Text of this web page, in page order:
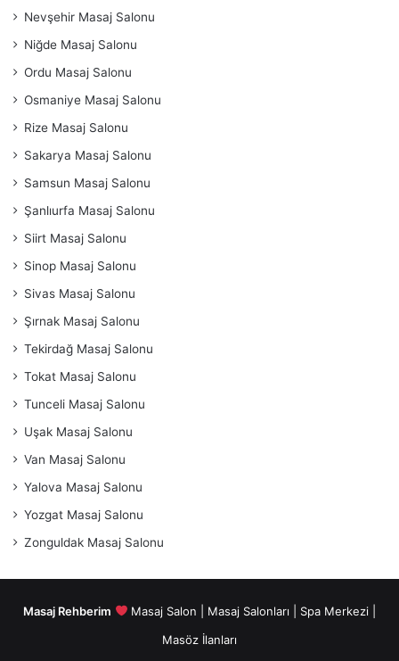
Nevşehir Masaj Salonu
Niğde Masaj Salonu
Ordu Masaj Salonu
Osmaniye Masaj Salonu
Rize Masaj Salonu
Sakarya Masaj Salonu
Samsun Masaj Salonu
Şanlıurfa Masaj Salonu
Siirt Masaj Salonu
Sinop Masaj Salonu
Sivas Masaj Salonu
Şırnak Masaj Salonu
Tekirdağ Masaj Salonu
Tokat Masaj Salonu
Tunceli Masaj Salonu
Uşak Masaj Salonu
Van Masaj Salonu
Yalova Masaj Salonu
Yozgat Masaj Salonu
Zonguldak Masaj Salonu
Masaj Rehberim
Masaj Salon | Masaj Salonları | Spa Merkezi |
Masöz İlanları